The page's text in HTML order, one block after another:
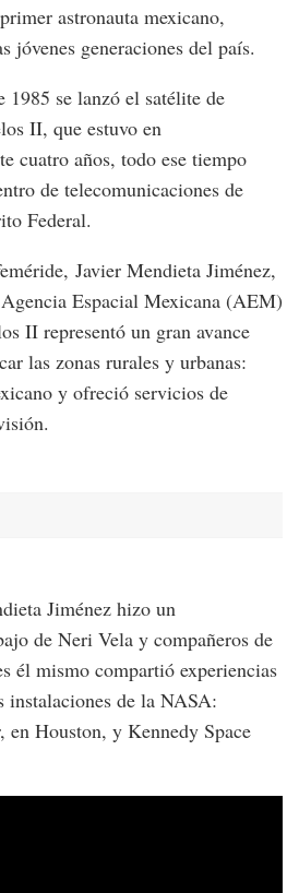
astronauta mexicano,
jóvenes generaciones del país.
1985 se lanzó el satélite de
II, que estuvo en
cuatro años, todo ese tiempo
de telecomunicaciones de
Federal.
Javier Mendieta Jiménez,
Espacial Mexicana (AEM)
II representó un gran avance
las zonas rurales y urbanas:
y ofreció servicios de
Jiménez hizo un
de Neri Vela y compañeros de
él mismo compartió experiencias
instalaciones de la NASA:
en Houston, y Kennedy Space